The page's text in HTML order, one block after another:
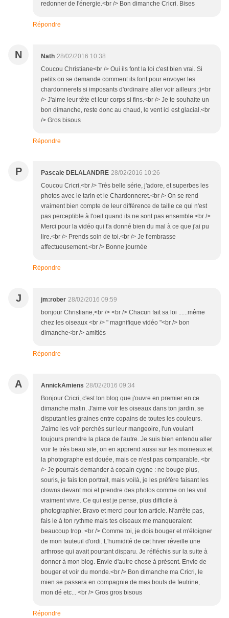
redonner de l'énergie.<br /> Bon dimanche Cricri. Bises
Répondre
N Nath 28/02/2016 10:38
Coucou Christiane<br /> Oui ils font la loi c'est bien vrai. Si
petits on se demande comment ils font pour envoyer les
chardonnerets si imposants d'ordinaire aller voir ailleurs :)<br
/> J'aime leur tête et leur corps si fins.<br /> Je te souhaite un
bon dimanche, reste donc au chaud, le vent ici est glacial.<br
/> Gros bisous
Répondre
P Pascale DELALANDRE 28/02/2016 10:26
Coucou Cricri,<br /> Très belle série, j'adore, et superbes les
photos avec le tarin et le Chardonneret.<br /> On se rend
vraiment bien compte de leur différence de taille ce qui n'est
pas perceptible à l'oeil quand ils ne sont pas ensemble.<br />
Merci pour la vidéo qui t'a donné bien du mal à ce que j'ai pu
lire.<br /> Prends soin de toi.<br /> Je t'embrasse
affectueusement.<br /> Bonne journée
Répondre
J jm:rober 28/02/2016 09:59
bonjour Christiane,<br /> <br /> Chacun fait sa loi ......même
chez les oiseaux <br /> " magnifique vidéo "<br /> bon
dimanche<br /> amitiés
Répondre
A AnnickAmiens 28/02/2016 09:34
Bonjour Cricri, c'est ton blog que j'ouvre en premier en ce
dimanche matin. J'aime voir tes oiseaux dans ton jardin, se
disputant les graines entre copains de toutes les couleurs.
J'aime les voir perchés sur leur mangeoire, l'un voulant
toujours prendre la place de l'autre. Je suis bien entendu aller
voir le très beau site, on en apprend aussi sur les moineaux et
la photographe est douée, mais ce n'est pas comparable. <br
/> Je pourrais demander à copain cygne : ne bouge plus,
souris, je fais ton portrait, mais voilà, je les préfère faisant les
clowns devant moi et prendre des photos comme on les voit
vraiment vivre. Ce qui est je pense, plus difficile à
photographier. Bravo et merci pour ton article. N'arrête pas,
fais le à ton rythme mais tes oiseaux me manqueraient
beaucoup trop. <br /> Comme toi, je dois bouger et m'éloigner
de mon fauteuil d'ordi. L'humidité de cet hiver réveille une
arthrose qui avait pourtant disparu. Je réfléchis sur la suite à
donner à mon blog. Envie d'autre chose à présent. Envie de
bouger et voir du monde.<br /> Bon dimanche ma Cricri, le
mien se passera en compagnie de mes bouts de feutrine,
mon dé etc... <br /> Gros gros bisous
Répondre